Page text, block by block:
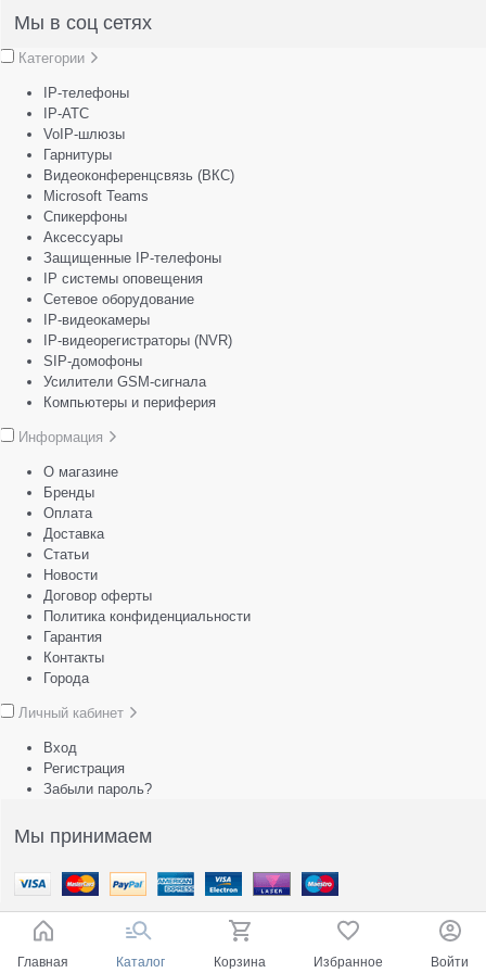
Мы в соц сетях
Категории
IP-телефоны
IP-АТС
VoIP-шлюзы
Гарнитуры
Видеоконференцсвязь (ВКС)
Microsoft Teams
Спикерфоны
Аксессуары
Защищенные IP-телефоны
IP системы оповещения
Сетевое оборудование
IP-видеокамеры
IP-видеорегистраторы (NVR)
SIP-домофоны
Усилители GSM-сигнала
Компьютеры и периферия
Информация
О магазине
Бренды
Оплата
Доставка
Статьи
Новости
Договор оферты
Политика конфиденциальности
Гарантия
Контакты
Города
Личный кабинет
Вход
Регистрация
Забыли пароль?
Мы принимаем
Главная Каталог Корзина Избранное Войти